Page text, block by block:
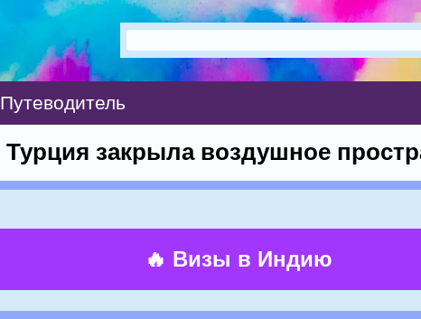
Путеводитель
Турция закрыла воздушное
🔥 Визы в Индию